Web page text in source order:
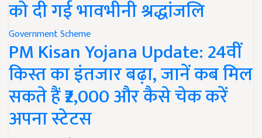
को दी गई भावभीनी श्रद्धांजलि
Government Scheme
PM Kisan Yojana Update: 24वीं
किस्त का इंतजार बढ़ा, जानें कब मिल
सकते हैं ₹2,000 और कैसे चेक करें
अपना स्टेटस